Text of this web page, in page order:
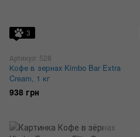
3
Артикул: 528
Кофе в зернах Kimbo Bar Extra
Cream, 1 кг
938 грн